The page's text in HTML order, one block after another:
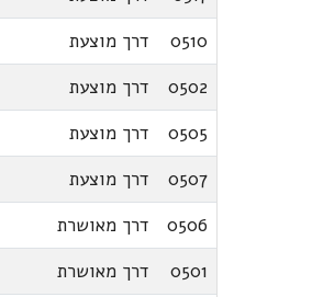
0510
דרך מוצעת
0502
דרך מוצעת
0505
דרך מוצעת
0507
דרך מוצעת
0506
דרך מאושרת
0501
דרך מאושרת